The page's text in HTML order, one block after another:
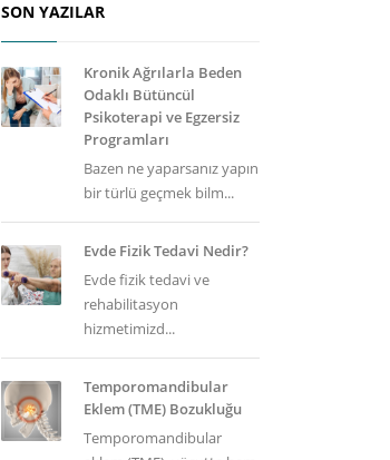
SON YAZILAR
Kronik Ağrılarla Beden
Odaklı Bütüncül
Psikoterapi ve Egzersiz
Programları
Bazen ne yaparsanız yapın
bir türlü geçmek bilm...
Evde Fizik Tedavi Nedir?
Evde fizik tedavi ve
rehabilitasyon
hizmetimizd...
Temporomandibular
Eklem (TME) Bozukluğu
Temporomandibular